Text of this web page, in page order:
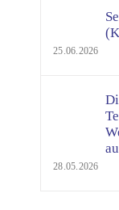
25.06.2026
28.05.2026